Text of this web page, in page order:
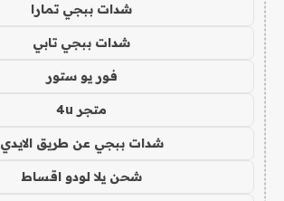
شدات ببجي تمارا
شدات ببجي تابي
فور يو ستور
متجر 4u
شدات ببجي عن طريق الايدي
شحن يلا لودو اقساط